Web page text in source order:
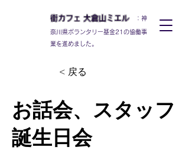
街カフェ 大倉山ミエル：神
奈川県ボランタリー基金21の協働事
業を進めました。
< 戻る
お話会、スタッフ
誕生日会